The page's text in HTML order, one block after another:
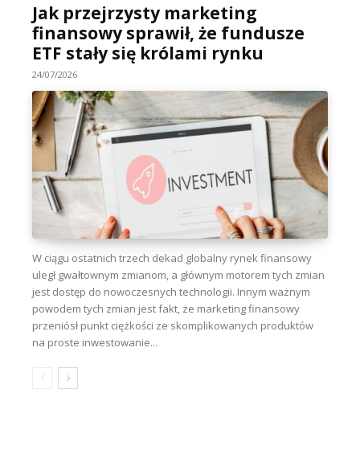
Jak przejrzysty marketing
finansowy sprawił, że fundusze
ETF stały się królami rynku
24/07/2026
W ciągu ostatnich trzech dekad globalny rynek finansowy
uległ gwałtownym zmianom, a głównym motorem tych zmian
jest dostęp do nowoczesnych technologii. Innym ważnym
powodem tych zmian jest fakt, że marketing finansowy
przeniósł punkt ciężkości ze skomplikowanych produktów
na proste inwestowanie...